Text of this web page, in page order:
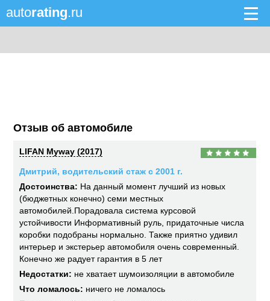
autorating.ru
Отзыв об автомобиле
LIFAN Myway (2017)
Дмитрий, водительский стаж с 2001 г.
Достоинства: На данный момент лучший из новых
(бюджетных конечно) семи местных
автомобилей.Порадовала система курсовой
устойчивости Информативный руль, придаточные числа
коробки подобраны нормально. Также приятно удивил
интерьер и экстерьер автомобиля очень современный.
Конечно же радует гарантия в 5 лет
Недостатки: не хватает шумоизоляции в автомобиле
Что ломалось: ничего не ломалось